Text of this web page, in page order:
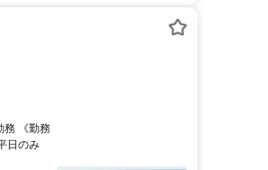
《勤務
日のみ